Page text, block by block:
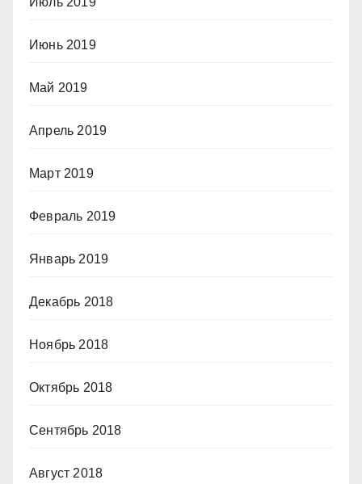
Июнь 2019
Май 2019
Апрель 2019
Март 2019
Февраль 2019
Январь 2019
Декабрь 2018
Ноябрь 2018
Октябрь 2018
Сентябрь 2018
Август 2018